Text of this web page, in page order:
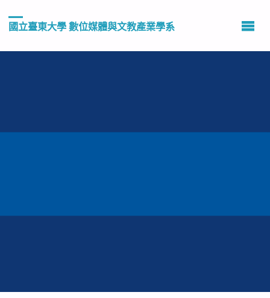
國立臺東大學 數位媒體與文教產業學系